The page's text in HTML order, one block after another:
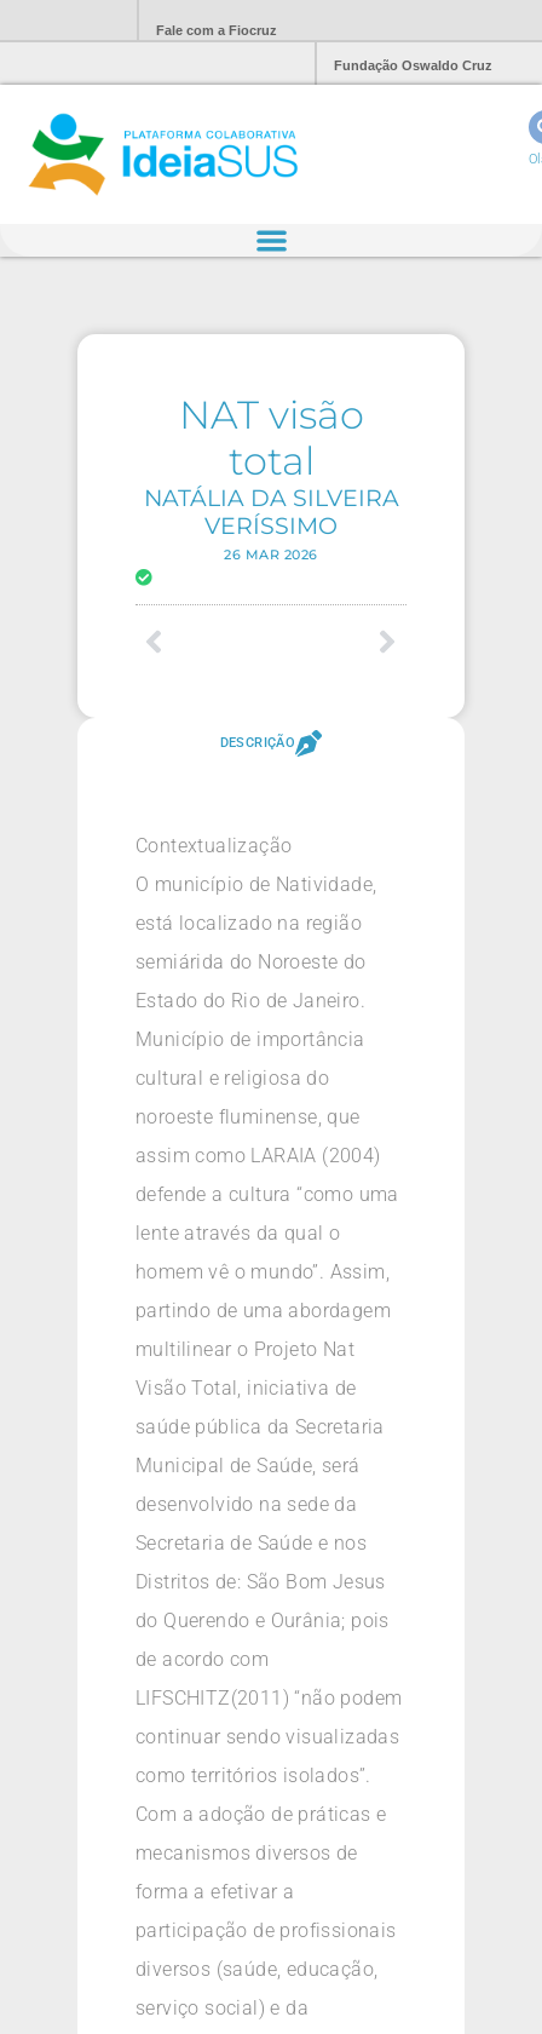
Fale com a Fiocruz
Fundação Oswaldo Cruz
NAT visão
total
NATÁLIA DA SILVEIRA
VERÍSSIMO
26 MAR 2026
DESCRIÇÃO
Contextualização
O município de Natividade,
está localizado na região
semiárida do Noroeste do
Estado do Rio de Janeiro.
Município de importância
cultural e religiosa do
noroeste fluminense, que
assim como LARAIA (2004)
defende a cultura “como uma
lente através da qual o
homem vê o mundo”. Assim,
partindo de uma abordagem
multilinear o Projeto Nat
Visão Total, iniciativa de
saúde pública da Secretaria
Municipal de Saúde, será
desenvolvido na sede da
Secretaria de Saúde e nos
Distritos de: São Bom Jesus
do Querendo e Ourânia; pois
de acordo com
LIFSCHITZ(2011) “não podem
continuar sendo visualizadas
como territórios isolados”.
Com a adoção de práticas e
mecanismos diversos de
forma a efetivar a
participação de profissionais
diversos (saúde, educação,
serviço social) e da